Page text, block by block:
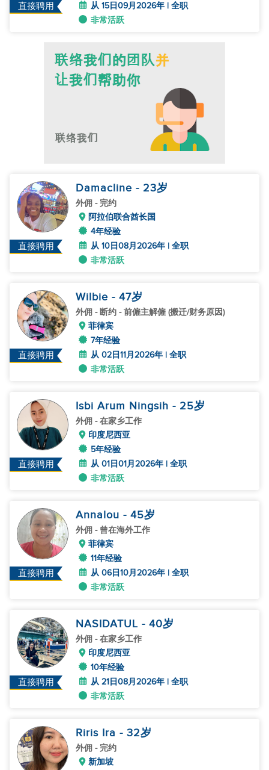
直接聘用
从 15日09月2026年 | 全职
非常活跃
直接聘用
Damacline - 23岁
外佣 - 完约
阿拉伯联合酋长国
4年经验
从 10日08月2026年 | 全职
非常活跃
直接聘用
Wilbie - 47岁
外佣 - 断约 - 前僱主解僱 (搬迁/财务原因)
菲律宾
7年经验
从 02日11月2026年 | 全职
非常活跃
直接聘用
Isbi Arum Ningsih - 25岁
外佣 - 在家乡工作
印度尼西亚
5年经验
从 01日01月2026年 | 全职
非常活跃
直接聘用
Annalou - 45岁
外佣 - 曾在海外工作
菲律宾
11年经验
从 06日10月2026年 | 全职
非常活跃
直接聘用
NASIDATUL - 40岁
外佣 - 在家乡工作
印度尼西亚
10年经验
从 21日08月2026年 | 全职
非常活跃
Riris Ira - 32岁
外佣 - 完约
新加坡